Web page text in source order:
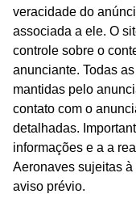
veracidade do
associada a ele. O
controle sobre o
anunciante. Todas
mantidas pelo
contato com o
detalhadas.
informações e a a
Aeronaves sujeitas
aviso prévio.